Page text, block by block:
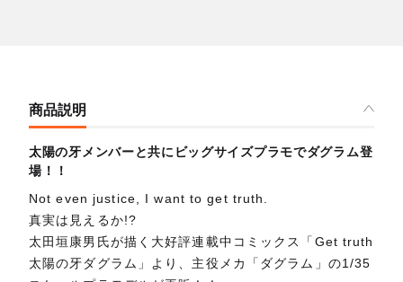
商品説明
太陽の牙メンバーと共にビッグサイズプラモでダグラム登
場！！
Not even justice, I want to get truth.
真実は見えるか!?
太田垣康男氏が描く大好評連載中コミックス「Get truth
太陽の牙ダグラム」より、主役メカ「ダグラム」の1/35